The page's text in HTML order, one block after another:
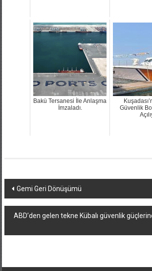
Bakü Tersanesi İle Anlaşma
İmzaladı.
Güvenlik
Yazı
dolaşımı
Gemi Geri Dönüşümü
ABD’den gelen tekne Kübalı güvenlik